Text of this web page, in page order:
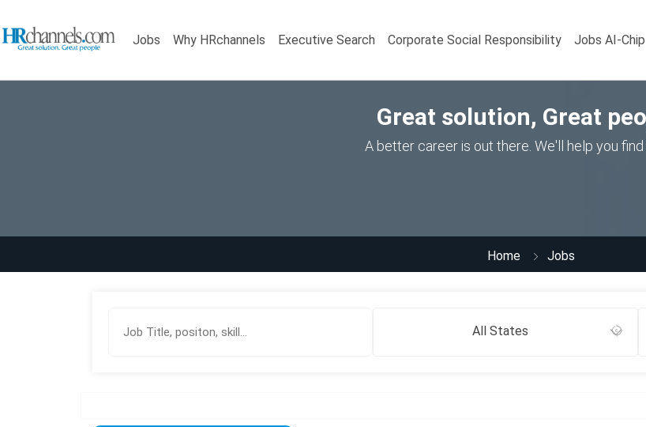
Jobs Why HRchannels Executive Search Corporate Social Responsibility Jobs AI-Chip
Great solution, Great
A better career is out there. We'll help you find
Home Jobs
All States